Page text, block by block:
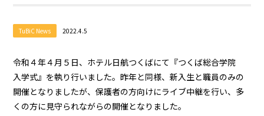
TuBiC News 2022.4.5
令和４年４月５日、ホテル日航つくばにて『つくば総合学院
入学式』を執り行いました。昨年と同様、新入生と職員のみの
開催となりましたが、保護者の方向けにライブ中継を行い、多
くの方に見守られながらの開催となりました。